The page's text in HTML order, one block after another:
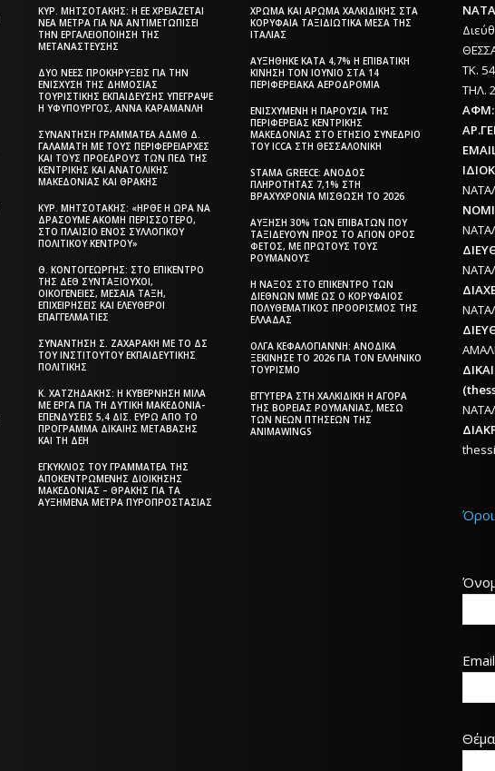
ΚΥΡ. ΜΗΤΣΟΤΆΚΗΣ: Η ΕΕ ΧΡΕΙΆΖΕΤΑΙ
ΝΈΑ ΜΈΤΡΑ ΓΙΑ ΝΑ ΑΝΤΙΜΕΤΩΠΊΣΕΙ
ΤΗΝ ΕΡΓΑΛΕΙΟΠΟΊΗΣΗ ΤΗΣ
ΜΕΤΑΝΆΣΤΕΥΣΗΣ
ΔΎΟ ΝΈΕΣ ΠΡΟΚΗΡΎΞΕΙΣ ΓΙΑ ΤΗΝ
ΕΝΊΣΧΥΣΗ ΤΗΣ ΔΗΜΌΣΙΑΣ
ΤΟΥΡΙΣΤΙΚΉΣ ΕΚΠΑΊΔΕΥΣΗΣ ΥΠΈΓΡΑΨΕ
Η ΥΦΥΠΟΥΡΓΌΣ, ΆΝΝΑ ΚΑΡΑΜΑΝΛΉ
ΣΥΝΆΝΤΗΣΗ ΓΡΑΜΜΑΤΈΑ ΑΔΜΘ Δ.
ΓΑΛΑΜΆΤΗ ΜΕ ΤΟΥΣ ΠΕΡΙΦΕΡΕΙΆΡΧΕΣ
ΚΑΙ ΤΟΥΣ ΠΡΟΈΔΡΟΥΣ ΤΩΝ ΠΕΔ ΤΗΣ
ΚΕΝΤΡΙΚΉΣ ΚΑΙ ΑΝΑΤΟΛΙΚΉΣ
ΜΑΚΕΔΟΝΊΑΣ ΚΑΙ ΘΡΆΚΗΣ
ΚΥΡ. ΜΗΤΣΟΤΆΚΗΣ: «ΉΡΘΕ Η ΏΡΑ ΝΑ
ΔΡΆΣΟΥΜΕ ΑΚΌΜΗ ΠΕΡΙΣΣΌΤΕΡΟ,
ΣΤΟ ΠΛΑΊΣΙΟ ΕΝΌΣ ΣΥΛΛΟΓΙΚΟΎ
ΠΟΛΙΤΙΚΟΎ ΚΈΝΤΡΟΥ»
Θ. ΚΟΝΤΟΓΕΏΡΓΗΣ: ΣΤΟ ΕΠΊΚΕΝΤΡΟ
ΤΗΣ ΔΕΘ ΣΥΝΤΑΞΙΟΎΧΟΙ,
ΟΙΚΟΓΈΝΕΙΕΣ, ΜΕΣΑΊΑ ΤΆΞΗ,
ΕΠΙΧΕΙΡΉΣΕΙΣ ΚΑΙ ΕΛΕΎΘΕΡΟΙ
ΕΠΑΓΓΕΛΜΑΤΊΕΣ
ΣΥΝΆΝΤΗΣΗ Σ. ΖΑΧΑΡΆΚΗ ΜΕ ΤΟ ΔΣ
ΤΟΥ ΙΝΣΤΙΤΟΎΤΟΥ ΕΚΠΑΙΔΕΥΤΙΚΉΣ
ΠΟΛΙΤΙΚΉΣ
Κ. ΧΑΤΖΗΔΆΚΗΣ: Η ΚΥΒΈΡΝΗΣΗ ΜΙΛΆ
ΜΕ ΈΡΓΑ ΓΙΑ ΤΗ ΔΥΤΙΚΉ ΜΑΚΕΔΟΝΊΑ-
ΕΠΕΝΔΎΣΕΙΣ 5,4 ΔΙΣ. ΕΥΡΏ ΑΠΌ ΤΟ
ΠΡΌΓΡΑΜΜΑ ΔΊΚΑΙΗΣ ΜΕΤΆΒΑΣΗΣ
ΚΑΙ ΤΗ ΔΕΗ
ΕΓΚΎΚΛΙΟΣ ΤΟΥ ΓΡΑΜΜΑΤΈΑ ΤΗΣ
ΑΠΟΚΕΝΤΡΩΜΈΝΗΣ ΔΙΟΊΚΗΣΗΣ
ΜΑΚΕΔΟΝΊΑΣ – ΘΡΆΚΗΣ ΓΙΑ ΤΑ
ΑΥΞΗΜΈΝΑ ΜΈΤΡΑ ΠΥΡΟΠΡΟΣΤΑΣΊΑΣ
ΧΡΏΜΑ ΚΑΙ ΆΡΩΜΑ ΧΑΛΚΙΔΙΚΉΣ ΣΤΑ
ΚΟΡΥΦΑΊΑ ΤΑΞΙΔΙΩΤΙΚΆ ΜΈΣΑ ΤΗΣ
ΙΤΑΛΊΑΣ
ΑΥΞΉΘΗΚΕ ΚΑΤΆ 4,7% Η ΕΠΙΒΑΤΙΚΉ
ΚΊΝΗΣΗ ΤΟΝ ΙΟΎΝΙΟ ΣΤΑ 14
ΠΕΡΙΦΕΡΕΙΑΚΆ ΑΕΡΟΔΡΌΜΙΑ
ΕΝΙΣΧΥΜΈΝΗ Η ΠΑΡΟΥΣΊΑ ΤΗΣ
ΠΕΡΙΦΈΡΕΙΑΣ ΚΕΝΤΡΙΚΉΣ
ΜΑΚΕΔΟΝΊΑΣ ΣΤΟ ΕΤΉΣΙΟ ΣΥΝΈΔΡΙΟ
ΤΟΥ ICCA ΣΤΗ ΘΕΣΣΑΛΟΝΊΚΗ
STAMA GREECE: ΆΝΟΔΟΣ
ΠΛΗΡΌΤΗΤΑΣ 7,1% ΣΤΗ
ΒΡΑΧΥΧΡΌΝΙΑ ΜΊΣΘΩΣΗ ΤΟ 2026
ΑΎΞΗΣΗ 30% ΤΩΝ ΕΠΙΒΑΤΏΝ ΠΟΥ
ΤΑΞΙΔΕΎΟΥΝ ΠΡΟΣ ΤΟ ΆΓΙΟΝ ΌΡΟΣ
ΦΈΤΟΣ, ΜΕ ΠΡΏΤΟΥΣ ΤΟΥΣ
ΡΟΥΜΆΝΟΥΣ
Η ΝΆΞΟΣ ΣΤΟ ΕΠΊΚΕΝΤΡΟ ΤΩΝ
ΔΙΕΘΝΏΝ ΜΜΕ ΩΣ Ο ΚΟΡΥΦΑΊΟΣ
ΠΟΛΥΘΕΜΑΤΙΚΌΣ ΠΡΟΟΡΙΣΜΌΣ ΤΗΣ
ΕΛΛΆΔΑΣ
ΌΛΓΑ ΚΕΦΑΛΟΓΙΆΝΝΗ: ΑΝΟΔΙΚΆ
ΞΕΚΊΝΗΣΕ ΤΟ 2026 ΓΙΑ ΤΟΝ ΕΛΛΗΝΙΚΌ
ΤΟΥΡΙΣΜΌ
ΕΓΓΎΤΕΡΑ ΣΤΗ ΧΑΛΚΙΔΙΚΉ Η ΑΓΟΡΆ
ΤΗΣ ΒΌΡΕΙΑΣ ΡΟΥΜΑΝΊΑΣ, ΜΈΣΩ
ΤΩΝ ΝΈΩΝ ΠΤΉΣΕΩΝ ΤΗΣ
ANIMAWINGS
ΤΚ.
ΤΗΛ.
ΑΦΜ:
Email
Θέμα